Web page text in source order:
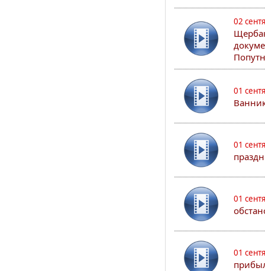
02
01
01
01
01